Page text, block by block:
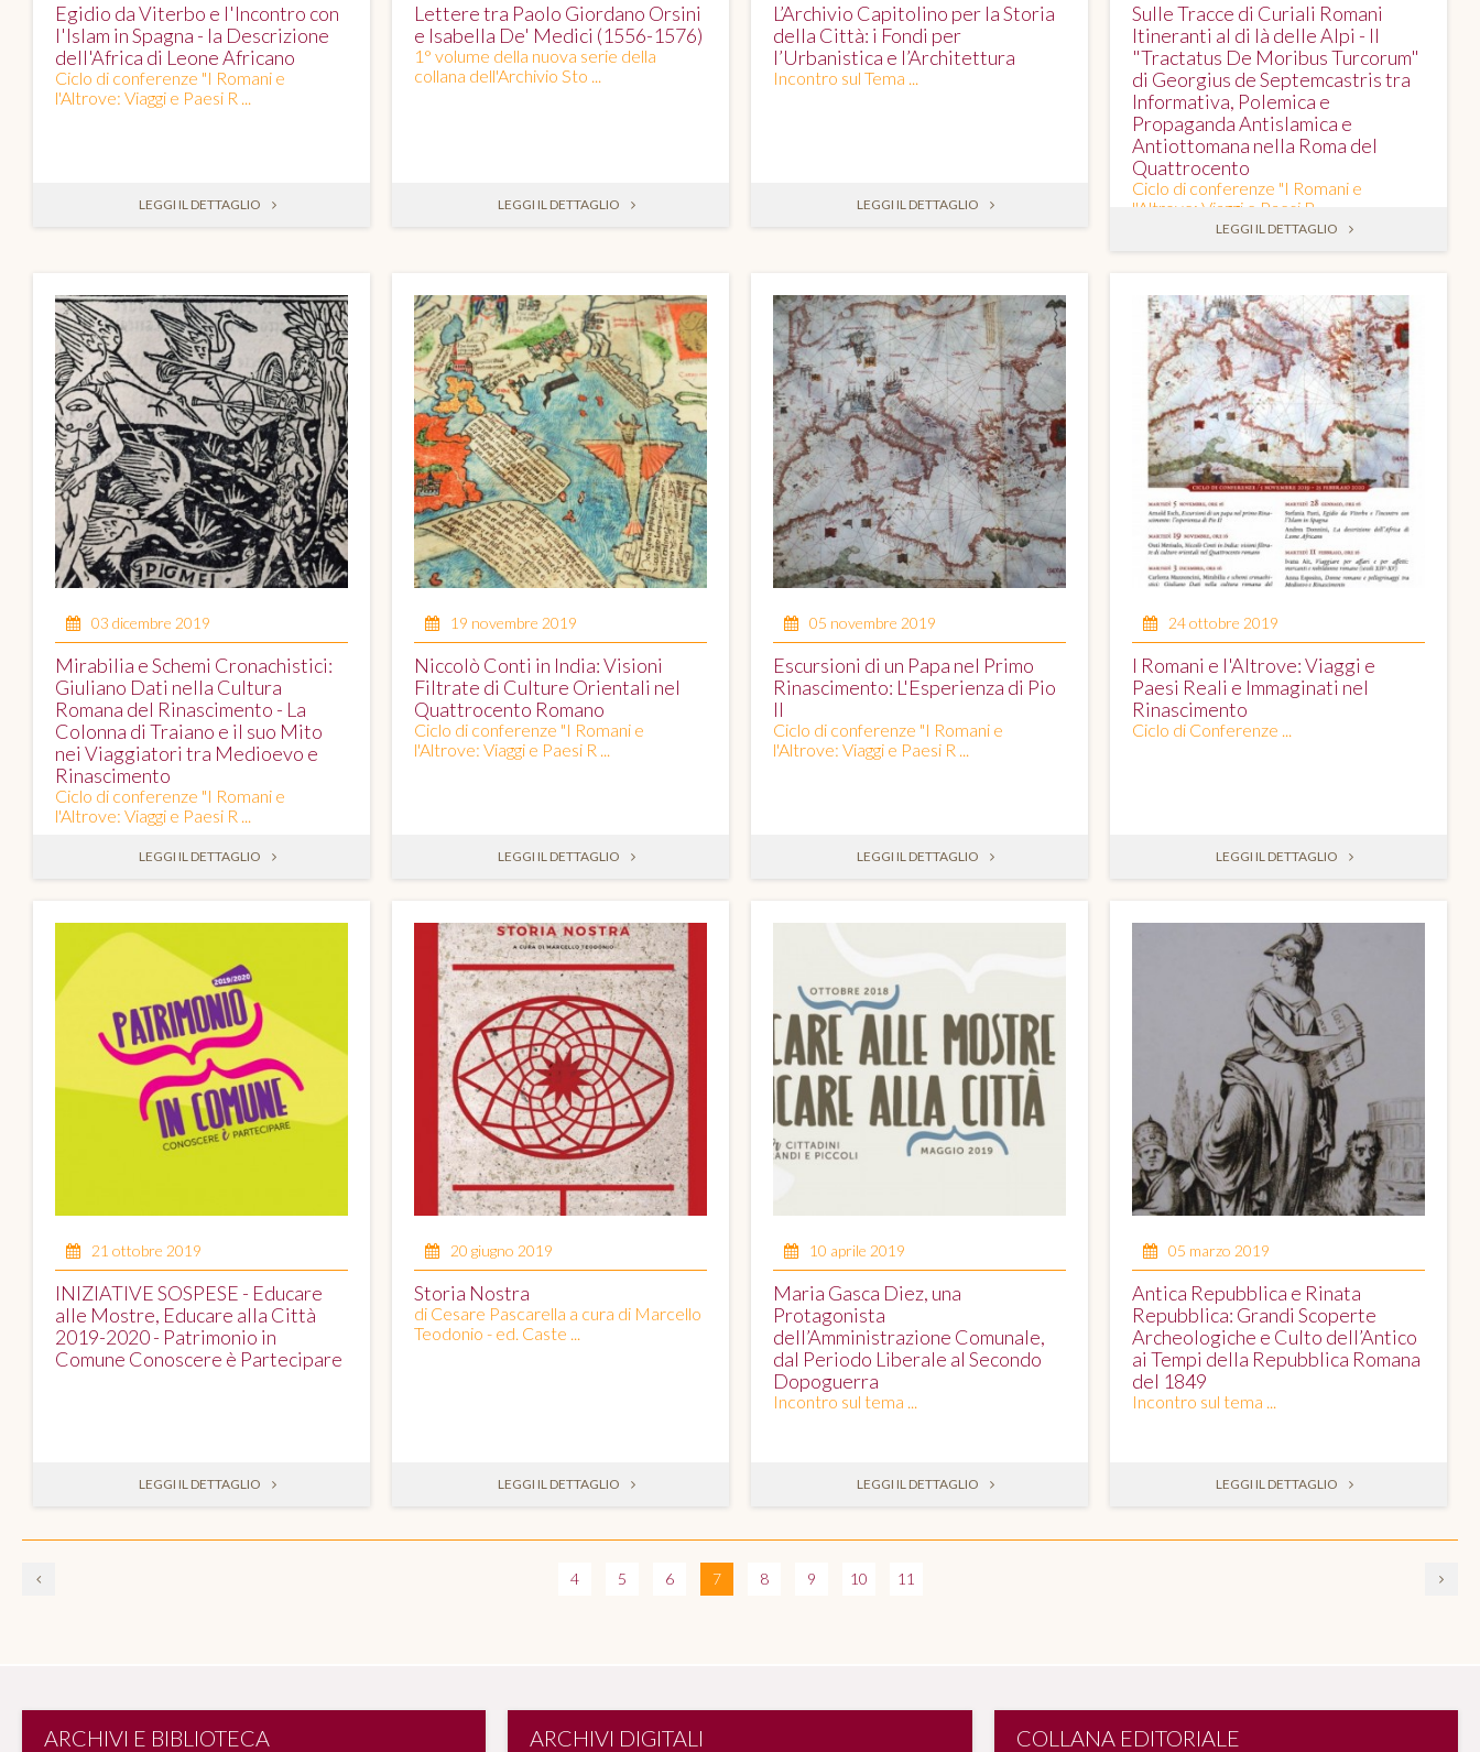
Egidio da Viterbo e l'Incontro con
l'Islam in Spagna - la Descrizione
dell'Africa di Leone Africano
Ciclo di conferenze "I Romani e
l'Altrove: Viaggi e Paesi R ...
LEGGI IL DETTAGLIO
Lettere tra Paolo Giordano Orsini
e Isabella De' Medici (1556-1576)
1° volume della nuova serie della
collana dell'Archivio Sto ...
LEGGI IL DETTAGLIO
L’Archivio Capitolino per la Storia
della Città: i Fondi per
l’Urbanistica e l’Architettura
Incontro sul Tema ...
LEGGI IL DETTAGLIO
Sulle Tracce di Curiali Romani
Itineranti al di là delle Alpi - Il
"Tractatus De Moribus Turcorum"
di Georgius de Septemcastris tra
Informativa, Polemica e
Propaganda Antislamica e
Antiottomana nella Roma del
Quattrocento
Ciclo di conferenze "I Romani e
l'Altrove: Viaggi e Paesi R ...
LEGGI IL DETTAGLIO
03 dicembre 2019
Mirabilia e Schemi Cronachistici:
Giuliano Dati nella Cultura
Romana del Rinascimento - La
Colonna di Traiano e il suo Mito
nei Viaggiatori tra Medioevo e
Rinascimento
Ciclo di conferenze "I Romani e
l'Altrove: Viaggi e Paesi R ...
LEGGI IL DETTAGLIO
19 novembre 2019
Niccolò Conti in India: Visioni
Filtrate di Culture Orientali nel
Quattrocento Romano
Ciclo di conferenze "I Romani e
l'Altrove: Viaggi e Paesi R ...
LEGGI IL DETTAGLIO
05 novembre 2019
Escursioni di un Papa nel Primo
Rinascimento: L'Esperienza di Pio
II
Ciclo di conferenze "I Romani e
l'Altrove: Viaggi e Paesi R ...
LEGGI IL DETTAGLIO
24 ottobre 2019
I Romani e l'Altrove: Viaggi e
Paesi Reali e Immaginati nel
Rinascimento
Ciclo di Conferenze ...
LEGGI IL DETTAGLIO
21 ottobre 2019
INIZIATIVE SOSPESE - Educare
alle Mostre, Educare alla Città
2019-2020 - Patrimonio in
Comune Conoscere è Partecipare
LEGGI IL DETTAGLIO
20 giugno 2019
Storia Nostra
di Cesare Pascarella a cura di Marcello
Teodonio - ed. Caste ...
LEGGI IL DETTAGLIO
10 aprile 2019
Maria Gasca Diez, una
Protagonista
dell’Amministrazione Comunale,
dal Periodo Liberale al Secondo
Dopoguerra
Incontro sul tema ...
LEGGI IL DETTAGLIO
05 marzo 2019
Antica Repubblica e Rinata
Repubblica: Grandi Scoperte
Archeologiche e Culto dell’Antico
ai Tempi della Repubblica Romana
del 1849
Incontro sul tema ...
LEGGI IL DETTAGLIO
4 5 6 7 8 9 10 11
ARCHIVI E BIBLIOTECA ARCHIVI DIGITALI COLLANA EDITORIALE